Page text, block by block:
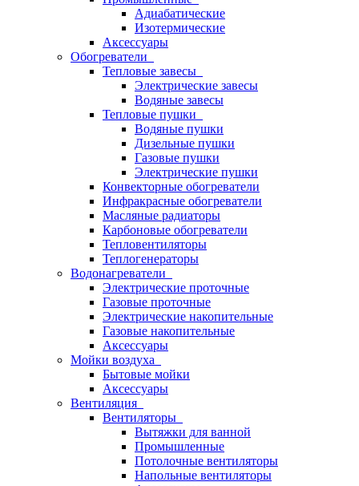
Адиабатические
Изотермические
Аксессуары
Обогреватели
Тепловые завесы
Электрические завесы
Водяные завесы
Тепловые пушки
Водяные пушки
Дизельные пушки
Газовые пушки
Электрические пушки
Конвекторные обогреватели
Инфракрасные обогреватели
Масляные радиаторы
Карбоновые обогреватели
Тепловентиляторы
Теплогенераторы
Водонагреватели
Электрические проточные
Газовые проточные
Электрические накопительные
Газовые накопительные
Аксессуары
Мойки воздуха
Бытовые мойки
Аксессуары
Вентиляция
Вентиляторы
Вытяжки для ванной
Промышленные
Потолочные вентиляторы
Напольные вентиляторы